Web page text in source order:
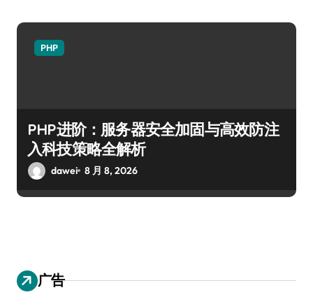
PHP
PHP进阶：服务器安全加固与高效防注
入科技策略全解析
dawei 8 月 8, 2026
广告